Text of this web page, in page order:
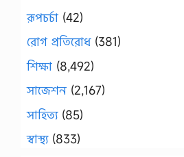
রূপচর্চা (42)
রোগ প্রতিরোধ(381)
শিক্ষা (8,492)
সাজেশন (2,167)
সাহিত্য(85)
স্বাস্থ্য(833)